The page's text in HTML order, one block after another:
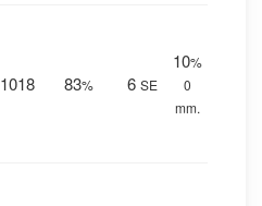
1018 83% 6 SE
10%
0
mm.